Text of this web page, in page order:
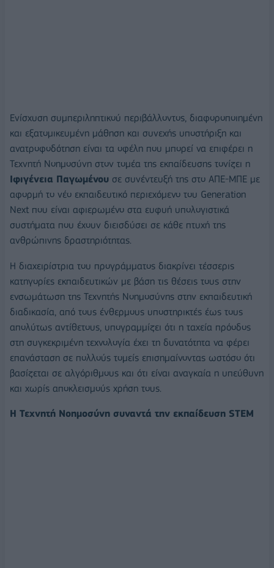
Ενίσχυση συμπεριληπτικού περιβάλλοντος, διαφοροποιημένη
και εξατομικευμένη μάθηση και συνεχής υποστήριξη και
ανατροφοδότηση είναι τα οφέλη που μπορεί να επιφέρει η
Τεχνητή Νοημοσύνη στον τομέα της εκπαίδευσης τονίζει η
Ιφιγένεια Παγωμένου σε συνέντευξή της στο ΑΠΕ-ΜΠΕ με
αφορμή το νέο εκπαιδευτικό περιεχόμενο του Generation
Next που είναι αφιερωμένο στα ευφυή υπολογιστικά
συστήματα που έχουν διεισδύσει σε κάθε πτυχή της
ανθρώπινης δραστηριότητας.
H διαχειρίστρια του προγράμματος διακρίνει τέσσερις
κατηγορίες εκπαιδευτικών με βάση τις θέσεις τους στην
ενσωμάτωση της Τεχνητής Νοημοσύνης στην εκπαιδευτική
διαδικασία, από τους ένθερμους υποστηρικτές έως τους
απολύτως αντίθετους, υπογραμμίζει ότι η ταχεία πρόοδος
στη συγκεκριμένη τεχνολογία έχει τη δυνατότητα να φέρει
επανάσταση σε πολλούς τομείς επισημαίνοντας ωστόσο ότι
βασίζεται σε αλγόριθμους και ότι είναι αναγκαία η υπεύθυνη
και χωρίς αποκλεισμούς χρήση τους.
Η Τεχνητή Νοημοσύνη συναντά την εκπαίδευση STEM